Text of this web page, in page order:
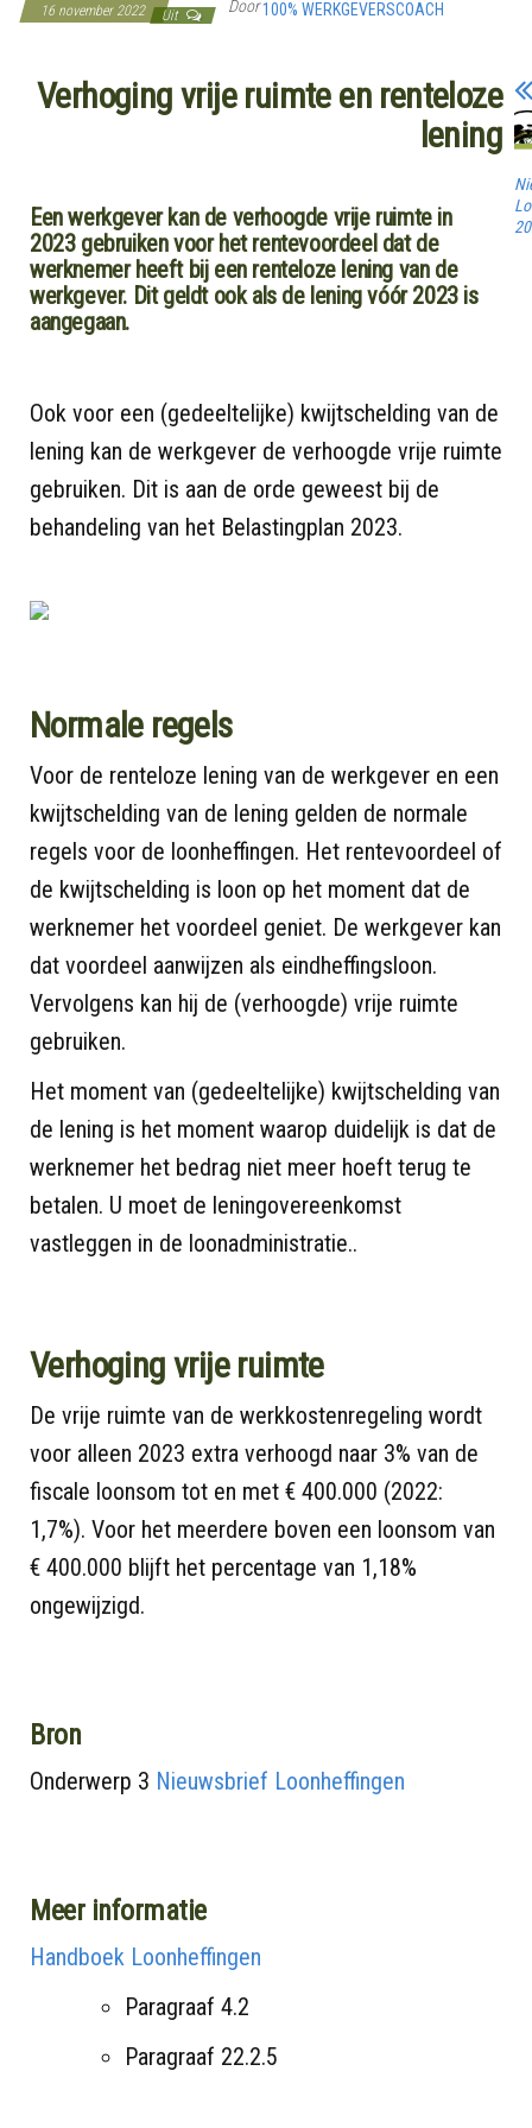
16 november 2022 Uit Door100% WERKGEVERSCOACH
Verhoging vrije ruimte en renteloze
lening
Een werkgever kan de verhoogde vrije ruimte in
2023 gebruiken voor het rentevoordeel dat de
werknemer heeft bij een renteloze lening van de
werkgever. Dit geldt ook als de lening vóór 2023 is
aangegaan.
Ook voor een (gedeeltelijke) kwijtschelding van de
lening kan de werkgever de verhoogde vrije ruimte
gebruiken. Dit is aan de orde geweest bij de
behandeling van het Belastingplan 2023.
Normale regels
Voor de renteloze lening van de werkgever en een
kwijtschelding van de lening gelden de normale
regels voor de loonheffingen. Het rentevoordeel of
de kwijtschelding is loon op het moment dat de
werknemer het voordeel geniet. De werkgever kan
dat voordeel aanwijzen als eindheffingsloon.
Vervolgens kan hij de (verhoogde) vrije ruimte
gebruiken.
Het moment van (gedeeltelijke) kwijtschelding van
de lening is het moment waarop duidelijk is dat de
werknemer het bedrag niet meer hoeft terug te
betalen. U moet de leningovereenkomst
vastleggen in de loonadministratie..
Verhoging vrije ruimte
De vrije ruimte van de werkkostenregeling wordt
voor alleen 2023 extra verhoogd naar 3% van de
fiscale loonsom tot en met € 400.000 (2022:
1,7%). Voor het meerdere boven een loonsom van
€ 400.000 blijft het percentage van 1,18%
ongewijzigd.
Bron
Onderwerp 3 Nieuwsbrief Loonheffingen
Meer informatie
Handboek Loonheffingen
Paragraaf 4.2
Paragraaf 22.2.5